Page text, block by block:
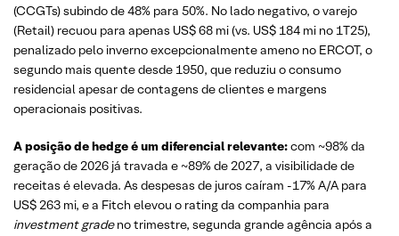
(CCGTs) subindo de 48% para 50%. No lado negativo, o varejo
(Retail) recuou para apenas US$ 68 mi (vs. US$ 184 mi no 1T25),
penalizado pelo inverno excepcionalmente ameno no ERCOT, o
segundo mais quente desde 1950, que reduziu o consumo
residencial apesar de contagens de clientes e margens
operacionais positivas.
A posição de hedge é um diferencial relevante:com ~98% da
geração de 2026 já travada e ~89% de 2027, a visibilidade de
receitas é elevada. As despesas de juros caíram -17% A/A para
US$ 263 mi, e a Fitch elevou o rating da companhia para
investment gradeno trimestre, segunda grande agência após a